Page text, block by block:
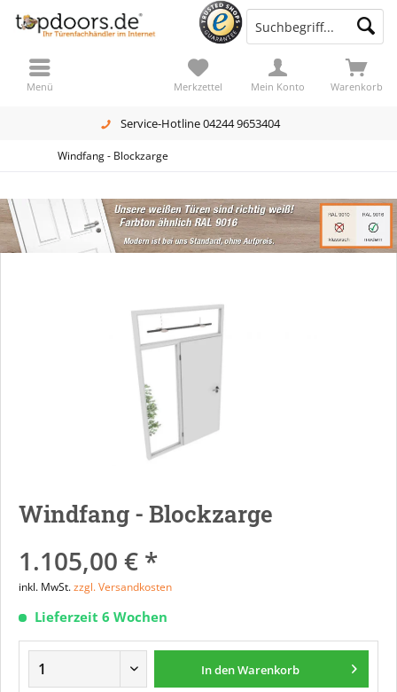
Service-Hotline 04244 9653404
Warenkorb
Merkzettel Mein Konto
Menü
Windfang - Blockzarge
Windfang - Blockzarge
1.105,00 € *
inkl. MwSt.zzgl. Versandkosten
Lieferzeit 6 Wochen
In denWarenkorb